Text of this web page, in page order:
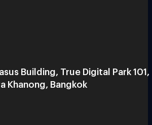
Building, True Digital Park 101,
Khanong, Bangkok